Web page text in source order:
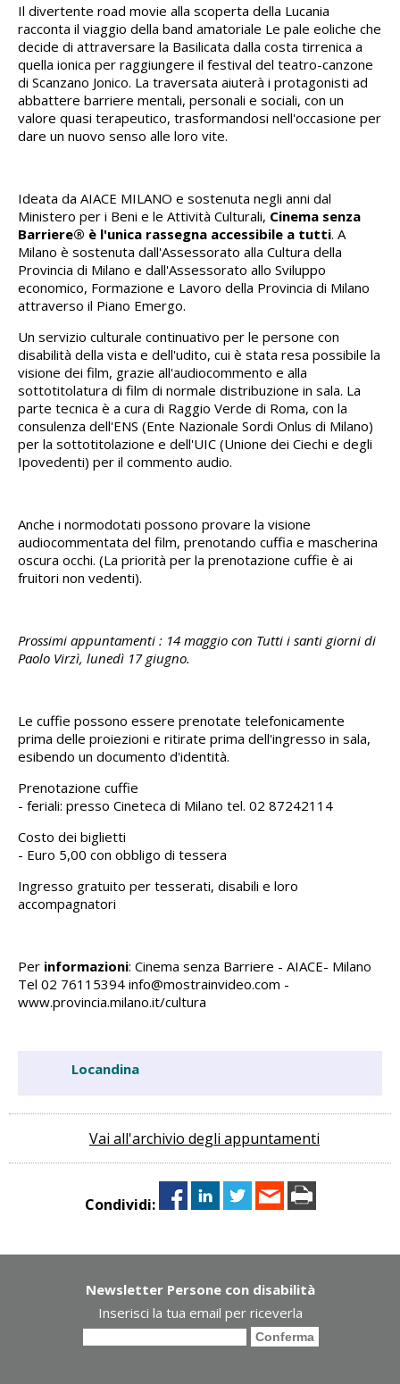
Il divertente road movie alla scoperta della Lucania
racconta il viaggio della band amatoriale Le pale eoliche che
decide di attraversare la Basilicata dalla costa tirrenica a
quella ionica per raggiungere il festival del teatro-canzone
di Scanzano Jonico. La traversata aiuterà i protagonisti ad
abbattere barriere mentali, personali e sociali, con un
valore quasi terapeutico, trasformandosi nell'occasione per
dare un nuovo senso alle loro vite.
Ideata da AIACE MILANO e sostenuta negli anni dal
Ministero per i Beni e le Attività Culturali, Cinema senza
Barriere® è l'unica rassegna accessibile a tutti. A
Milano è sostenuta dall'Assessorato alla Cultura della
Provincia di Milano e dall'Assessorato allo Sviluppo
economico, Formazione e Lavoro della Provincia di Milano
attraverso il Piano Emergo.
Un servizio culturale continuativo per le persone con
disabilità della vista e dell'udito, cui è stata resa possibile la
visione dei film, grazie all'audiocommento e alla
sottotitolatura di film di normale distribuzione in sala. La
parte tecnica è a cura di Raggio Verde di Roma, con la
consulenza dell'ENS (Ente Nazionale Sordi Onlus di Milano)
per la sottotitolazione e dell'UIC (Unione dei Ciechi e degli
Ipovedenti) per il commento audio.
Anche i normodotati possono provare la visione
audiocommentata del film, prenotando cuffia e mascherina
oscura occhi. (La priorità per la prenotazione cuffie è ai
fruitori non vedenti).
Prossimi appuntamenti : 14 maggio con Tutti i santi giorni di
Paolo Virzì, lunedì 17 giugno.
Le cuffie possono essere prenotate telefonicamente
prima delle proiezioni e ritirate prima dell'ingresso in sala,
esibendo un documento d'identità.
Prenotazione cuffie
- feriali: presso Cineteca di Milano tel. 02 87242114
Costo dei biglietti
- Euro 5,00 con obbligo di tessera
Ingresso gratuito per tesserati, disabili e loro
accompagnatori
Per informazioni: Cinema senza Barriere - AIACE- Milano
Tel 02 76115394 info@mostrainvideo.com -
www.provincia.milano.it/cultura
Locandina
Vai all'archivio degli appuntamenti
Condividi:
Newsletter Persone con disabilità
Inserisci la tua email per riceverla